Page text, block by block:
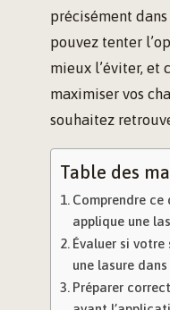
précisément
pouvez tenter
mieux l’éviter, et
maximiser vos
souhaitez
Table des
Comprendre ce
applique une
Évaluer si
une lasure
Préparer